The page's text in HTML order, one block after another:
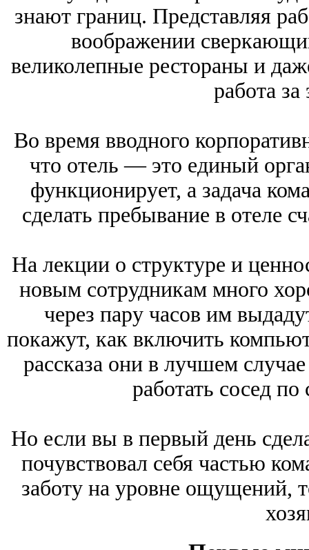
знают границ. Представляя
воображении
великолепные рестораны и
работа за
Во время вводного
что отель — это единый
функционирует, а задача
сделать пребывание в отеле
На лекции о структуре и
новым сотрудникам много
через пару часов им
покажут, как включить
рассказа они в лучшем
работать сосед по
Но если вы в первый день
почувствовал себя частью
заботу на уровне ощущений,